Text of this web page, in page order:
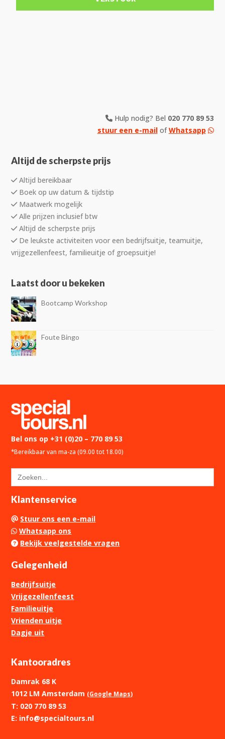
Hulp nodig? Bel 020 770 89 53
stuur een e-mailofWhatsapp
Altijd de scherpste prijs
Altijd bereikbaar
Boek op uw datum & tijdstip
Maatwerk mogelijk
Alle prijzen inclusief btw
Altijd de scherpste prijs
De leukste activiteiten voor een bedrijfsuitje, teamuitje,
vrijgezellenfeest, familieuitje of groepsuitje!
Laatst door u bekeken
Bootcamp Workshop
Foute Bingo
Bel ons op +31 (0)20 – 770 89 53
*Bereikbaar van ma-za (09.00 tot 18.00)
Zoek
naar:
Klantenservice
Stuur ons een e-mail
Whatsapp ons
Bekijk veelgestelde vragen
Gelegenheid
Bedrijfsuitje
Vrijgezellenfeest
Familieuitje
Vrienden uitje
Dagje uit
Kantooradres
Damrak 68 K
1012 LM Amsterdam (Google Maps)
T: 020 770 89 53
E: info@specialtours.nl